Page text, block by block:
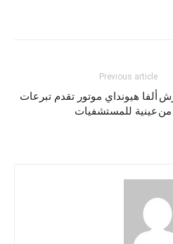
Previous article
ألفا هيونداي موتور تقدم تبرعات
عينية للمستشفياتكايين GTS: الآن مع محرك ‎V8‎ من